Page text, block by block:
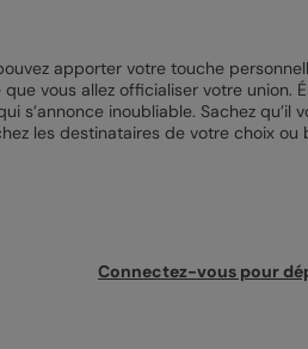
apporter votre touche
vous allez officialiser votre union.
inoubliable. Sachez qu’il
les destinataires de votre choix ou
Connectez-vous pour